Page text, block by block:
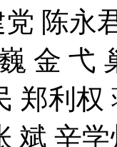
陈永君
金 弋
利权
斌 辛